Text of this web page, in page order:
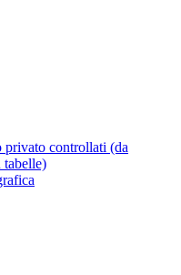
controllati (da
tabelle)